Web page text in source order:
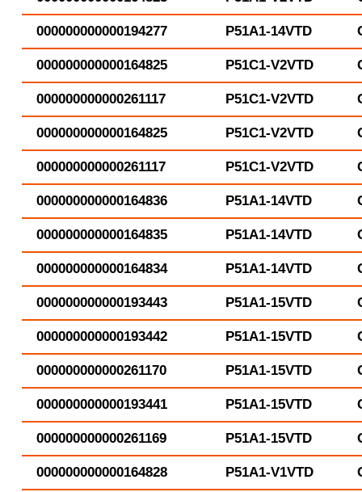
000000000000194277 P51A1-14VTD
000000000000164825 P51C1-V2VTD
000000000000261117 P51C1-V2VTD
000000000000164825 P51C1-V2VTD
000000000000261117 P51C1-V2VTD
000000000000164836 P51A1-14VTD
000000000000164835 P51A1-14VTD
000000000000164834 P51A1-14VTD
000000000000193443 P51A1-15VTD
000000000000193442 P51A1-15VTD
000000000000261170 P51A1-15VTD
000000000000193441 P51A1-15VTD
000000000000261169 P51A1-15VTD
000000000000164828 P51A1-V1VTD